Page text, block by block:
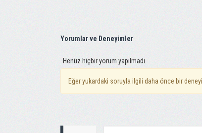
Yorumlar ve Deneyimler
Henüz hiçbir yorum yapılmadı.
Eğer yukardaki soruyla ilgili daha önce bir